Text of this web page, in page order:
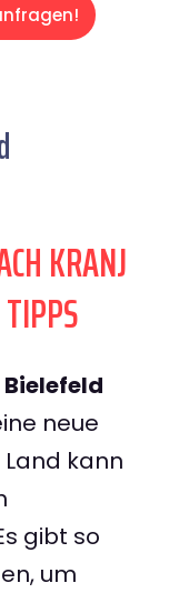
KRANJ
neue
kann
gibt so
um